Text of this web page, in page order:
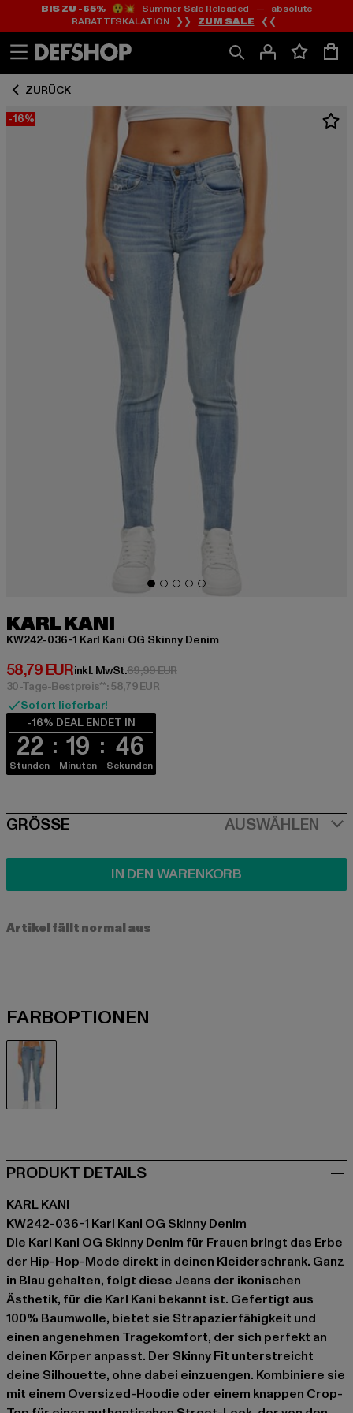
Zum
Inhalt
springen
Zum
Fußzeile
springen
BIS ZU -65%😲💥 Summer Sale Reloaded — absolute
RABATTESKALATION ❯❯ ZUM SALE ❮❮
ZURÜCK
-16%
KARL KANI
KW242-036-1 Karl Kani OG Skinny Denim
58,79 EUR
Derzeitiger Preis: 58,79 EUR
inkl. MwSt.69,99 EURAktionspreis: 69,99 EUR
30-Tage-Bestpreis**: 58,79 EUR
Sofort lieferbar!
-16% DEAL ENDET IN
22
Stunden
19
Minuten
46
Sekunden
SIZE
GRÖSSE AUSWÄHLEN
IN DEN WARENKORB
Artikel fällt normal aus
FARBOPTIONEN
PRODUKT DETAILS
KARL KANI
KW242-036-1 Karl Kani OG Skinny Denim
Die Karl Kani OG Skinny Denim für Frauen bringt das Erbe
der Hip-Hop-Mode direkt in deinen Kleiderschrank. Ganz
in Blau gehalten, folgt diese Jeans der ikonischen
Ästhetik, für die Karl Kani bekannt ist. Gefertigt aus
100% Baumwolle, bietet sie Strapazierfähigkeit und
einen angenehmen Tragekomfort, der sich perfekt an
deinen Körper anpasst. Der Skinny Fit unterstreicht
deine Silhouette, ohne dabei einzuengen. Kombiniere sie
mit einem Oversized-Hoodie oder einem knappen Crop-